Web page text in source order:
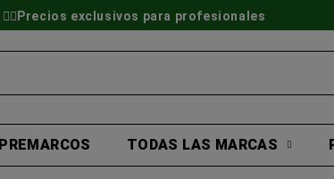
👷‍♂️Precios exclusivos para profesionales
PREMARCOS TODAS LAS MARCAS